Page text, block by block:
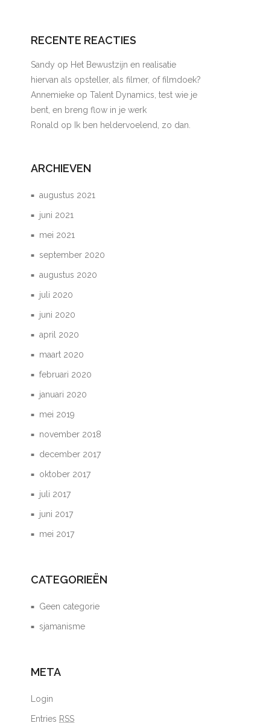
RECENTE REACTIES
Sandy op Het Bewustzijn en realisatie
hiervan als opsteller, als filmer, of filmdoek?
Annemieke opTalent Dynamics, test wie je
bent, en breng flow in je werk
Ronald op Ik ben heldervoelend, zo dan.
ARCHIEVEN
augustus 2021
juni 2021
mei 2021
september 2020
augustus 2020
juli 2020
juni 2020
april 2020
maart 2020
februari 2020
januari 2020
mei 2019
november 2018
december 2017
oktober 2017
juli 2017
juni 2017
mei 2017
CATEGORIEËN
Geen categorie
sjamanisme
META
Login
Entries RSS